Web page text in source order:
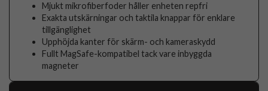
Mjukt mikrofiberfoder håller enheten repfri
Exakta utskärningar och taktila knappar för enklare
tillgänglighet
Upphöjda kanter för skärm- och kameraskydd
Fullt MagSafe-kompatibel tack vare inbyggda
magneter